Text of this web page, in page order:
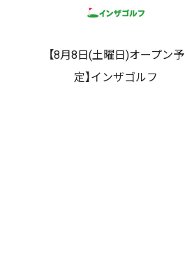
【8月8日(土曜日)オープン予
定】インザゴルフ